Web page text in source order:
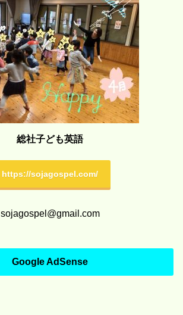
総社子ども英語
https://sojagospel.com/
sojagospel@gmail.com
Google AdSense